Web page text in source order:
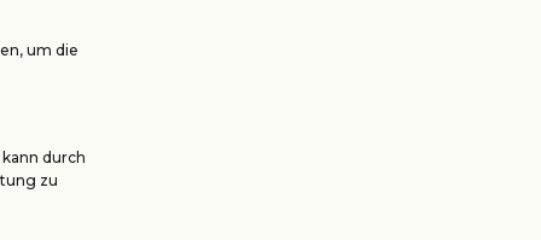
um die
durch
zu